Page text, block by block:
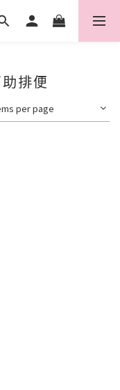
排便
per page